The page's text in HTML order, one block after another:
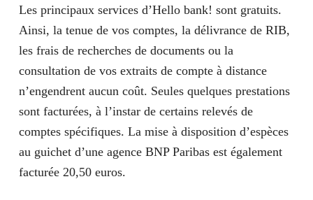
Les principaux services d’Hello bank! sont gratuits.
Ainsi, la tenue de vos comptes, la délivrance de RIB,
les frais de recherches de documents ou la
consultation de vos extraits de compte à distance
n’engendrent aucun coût. Seules quelques prestations
sont facturées, à l’instar de certains relevés de
comptes spécifiques. La mise à disposition d’espèces
au guichet d’une agence BNP Paribas est également
facturée 20,50 euros.